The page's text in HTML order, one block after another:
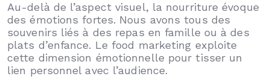
Au-delà de l’aspect visuel, la nourriture évoque
des émotions fortes. Nous avons tous des
souvenirs liés à des repas en famille ou à des
plats d’enfance. Le food marketing exploite
cette dimension émotionnelle pour tisser un
lien personnel avec l’audience.